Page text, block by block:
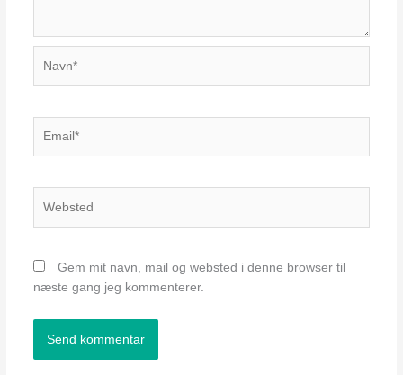
Gem mit navn, mail og websted i denne browser til
næste gang jeg kommenterer.